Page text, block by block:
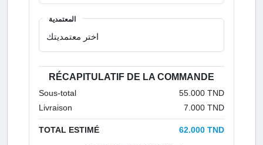
المعتمدية
RÉCAPITULATIF DE LA COMMANDE
Sous-total
55.000 TND
Livraison
7.000 TND
TOTAL ESTIMÉ 62.000 TND